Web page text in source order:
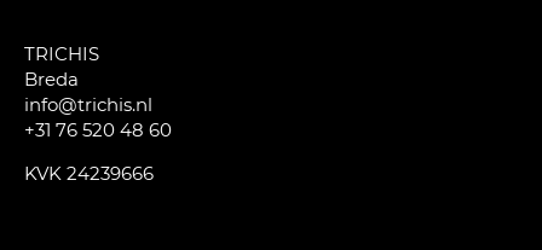
TRICHIS
Breda
info@trichis.nl
+31 76 520 48 60
KVK 24239666